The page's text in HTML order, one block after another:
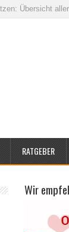
aller
RATGEBER
Wir